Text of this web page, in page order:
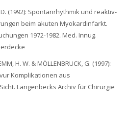
D. (1992): Spontanrhythmik und reaktiv-
beim akuten Myokardinfarkt.
1972-1982. Med. Innug.
H. W. & MÖLLENBRUCK, G. (1997):
Komplikationen aus
Langenbecks Archiv für Chirurgie